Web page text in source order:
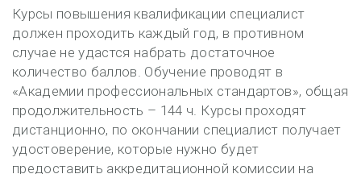
Курсы повышения квалификации специалист
должен проходить каждый год, в противном
случае не удастся набрать достаточное
количество баллов. Обучение проводят в
«Академии профессиональных стандартов», общая
продолжительность – 144 ч. Курсы проходят
дистанционно, по окончании специалист получает
удостоверение, которые нужно будет
предоставить аккредитационной комиссии на